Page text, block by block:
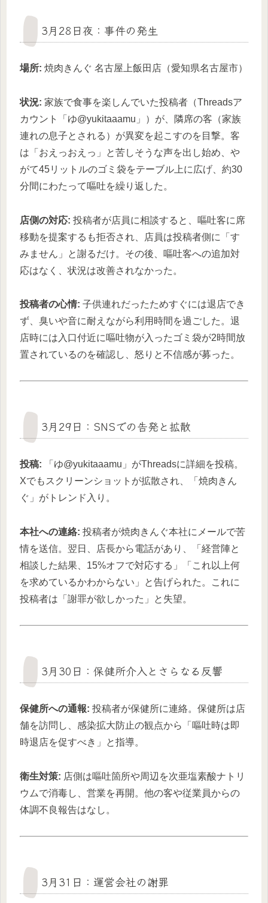
3月28日夜：事件の発生
場所: 焼肉きんぐ 名古屋上飯田店（愛知県名古屋市）
状況: 家族で食事を楽しんでいた投稿者（Threadsア
カウント「ゆ@yukitaaamu」）が、隣席の客（家族
連れの息子とされる）が異変を起こすのを目撃。客
は「おえっおえっ」と苦しそうな声を出し始め、や
がて45リットルのゴミ袋をテーブル上に広げ、約30
分間にわたって嘔吐を繰り返した。
店側の対応: 投稿者が店員に相談すると、嘔吐客に席
移動を提案するも拒否され、店員は投稿者側に「す
みません」と謝るだけ。その後、嘔吐客への追加対
応はなく、状況は改善されなかった。
投稿者の心情: 子供連れだったためすぐには退店でき
ず、臭いや音に耐えながら利用時間を過ごした。退
店時には入口付近に嘔吐物が入ったゴミ袋が2時間放
置されているのを確認し、怒りと不信感が募った。
3月29日：SNSでの告発と拡散
投稿: 「ゆ@yukitaaamu」がThreadsに詳細を投稿。
Xでもスクリーンショットが拡散され、「焼肉きん
ぐ」がトレンド入り。
本社への連絡: 投稿者が焼肉きんぐ本社にメールで苦
情を送信。翌日、店長から電話があり、「経営陣と
相談した結果、15%オフで対応する」「これ以上何
を求めているかわからない」と告げられた。これに
投稿者は「謝罪が欲しかった」と失望。
3月30日：保健所介入とさらなる反響
保健所への通報: 投稿者が保健所に連絡。保健所は店
舗を訪問し、感染拡大防止の観点から「嘔吐時は即
時退店を促すべき」と指導。
衛生対策: 店側は嘔吐箇所や周辺を次亜塩素酸ナトリ
ウムで消毒し、営業を再開。他の客や従業員からの
体調不良報告はなし。
3月31日：運営会社の謝罪